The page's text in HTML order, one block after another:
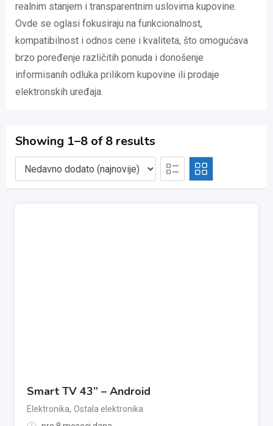
realnim stanjem i transparentnim uslovima kupovine.
Ovde se oglasi fokusiraju na funkcionalnost,
kompatibilnost i odnos cene i kvaliteta, što omogućava
brzo poređenje različitih ponuda i donošenje
informisanih odluka prilikom kupovine ili prodaje
elektronskih uređaja.
Showing 1–8 of 8 results
Smart TV 43” – Android
Elektronika, Ostala elektronika